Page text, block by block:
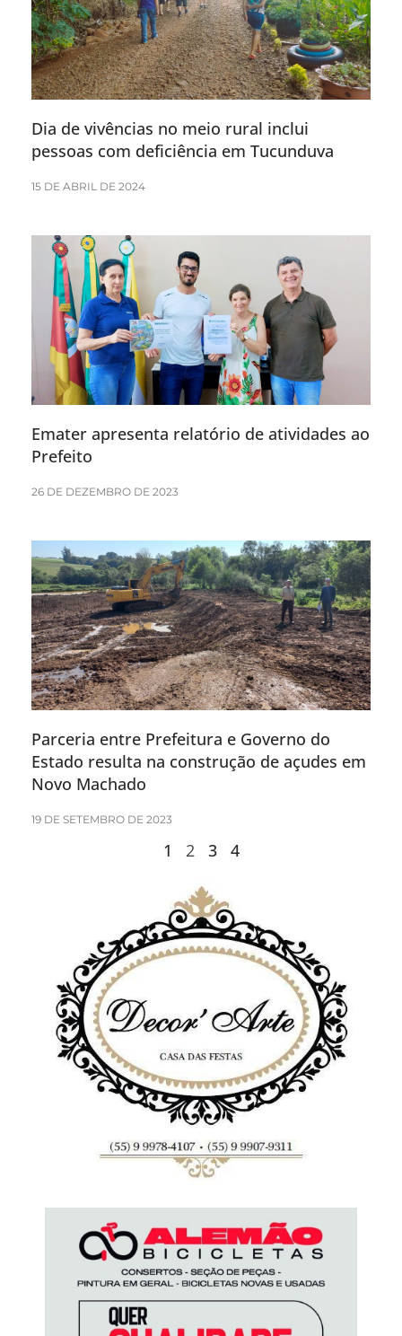
Dia de vivências no meio rural inclui
pessoas com deficiência em Tucunduva
15 DE ABRIL DE 2024
Emater apresenta relatório de atividades ao
Prefeito
26 DE DEZEMBRO DE 2023
Parceria entre Prefeitura e Governo do
Estado resulta na construção de açudes em
Novo Machado
19 DE SETEMBRO DE 2023
1 2 3 4